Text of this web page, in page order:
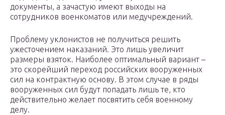
документы, а зачастую имеют выходы на
сотрудников военкоматов или медучреждений.
Проблему уклонистов не получиться решить
ужесточением наказаний. Это лишь увеличит
размеры взяток. Наиболее оптимальный вариант –
это скорейший переход российских вооруженных
сил на контрактную основу. В этом случае в ряды
вооруженных сил будут попадать лишь те, кто
действительно желает посвятить себя военному
делу.